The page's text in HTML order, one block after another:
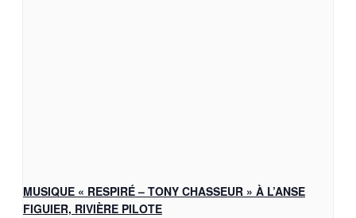
MUSIQUE « RESPIRÉ – TONY CHASSEUR » À L’ANSE
FIGUIER, RIVIÈRE PILOTE